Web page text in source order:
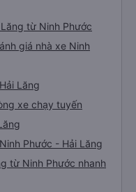
từ Ninh Phước
giá nhà xe Ninh
Lăng
xe chạy tuyến
Phước - Hải Lăng
từ Ninh Phước nhanh